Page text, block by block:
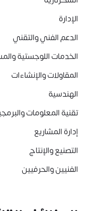
الإدارة
الدعم الفني والتقني
الخدمات اللوجستية
المقاولات والإنشاءات
الهندسية
تقنية المعلومات
إدارة المشاريع
التصنيع والإنتاج
الفنيين والحرفيين